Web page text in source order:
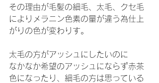
その理由が毛髪の細毛、太毛、クセ毛
によりメラニン色素の量が違う為仕上
がりの色が変わりす。
太毛の方がアッシュにしたいのに
なかなか希望のアッシュにならず赤茶
色になったり、細毛の方は思っている